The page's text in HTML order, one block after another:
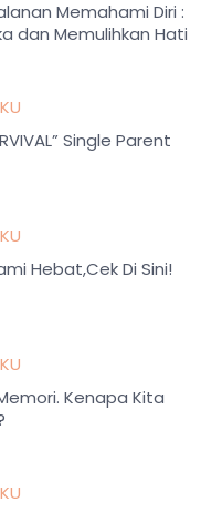
Memahami Diri :
dan Memulihkan Hati
Single Parent
Hebat,Cek Di Sini!
Kenapa Kita